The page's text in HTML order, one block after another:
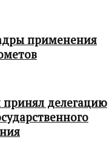
применения
делегацию